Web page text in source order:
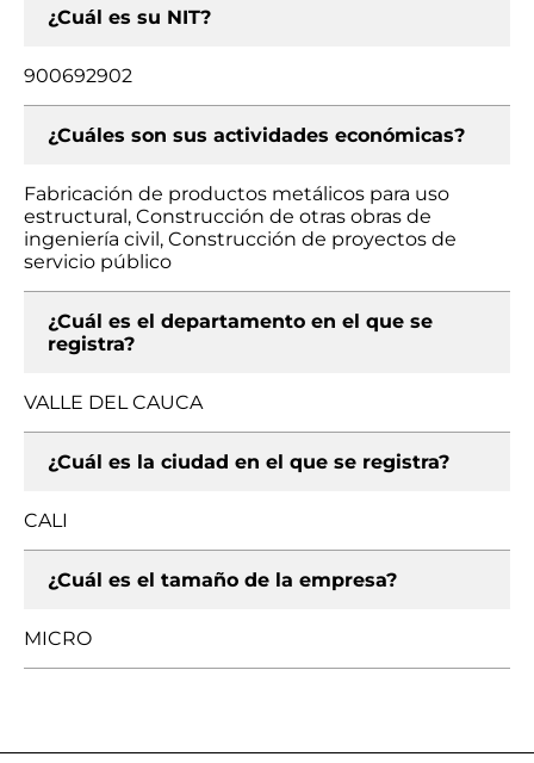
¿Cuál es su NIT?
900692902
¿Cuáles son sus actividades económicas?
Fabricación de productos metálicos para uso
estructural, Construcción de otras obras de
ingeniería civil, Construcción de proyectos de
servicio público
¿Cuál es el departamento en el que se
registra?
VALLE DEL CAUCA
¿Cuál es la ciudad en el que se registra?
CALI
¿Cuál es el tamaño de la empresa?
MICRO